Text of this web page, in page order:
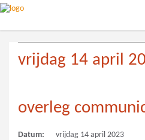
vrijdag 14 april
overleg
Datum:
vrijdag 14 april 2023